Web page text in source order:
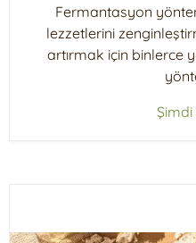
Fermantasyon
lezzetlerini
artırmak için binlerce
Şimdi